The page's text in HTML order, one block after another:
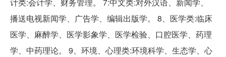
计类:会计学、财务管理。 7:中文类:对外汉语、新闻学、
播送电视新闻学、广告学、编辑出版学。 8、医学类:临床
医学、麻醉学、医学影象学、医学检验、口腔医学、药理
学、中药理论。 9、环境、心理类:环境科学、生态学、心